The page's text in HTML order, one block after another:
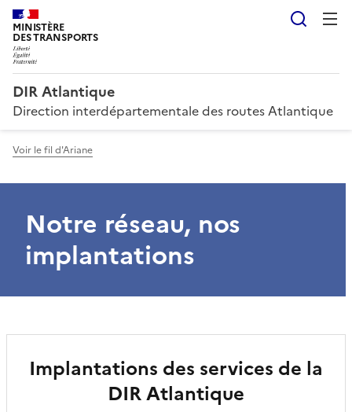
MINISTÈRE
DES TRANSPORTS
DIR Atlantique
Direction interdépartementale des routes Atlantique
Voir le fil d'Ariane
Notre réseau, nos
implantations
Implantations des services de la
DIR Atlantique